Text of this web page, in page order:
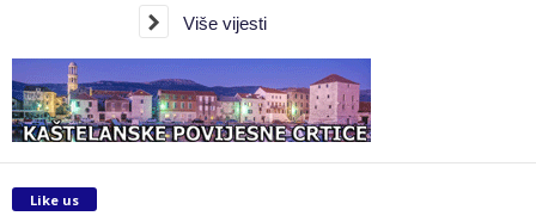
Više vijesti
Like us